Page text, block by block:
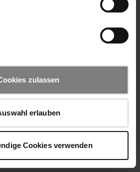
zulassen
erlauben
Cookies verwenden